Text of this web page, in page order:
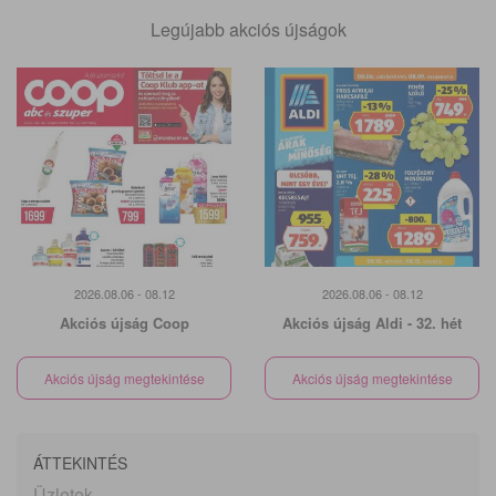
Legújabb akciós újságok
2026.08.06 - 08.12
Akciós újság Coop
Akciós újság megtekintése
2026.08.06 - 08.12
Akciós újság Aldi - 32. hét
Akciós újság megtekintése
ÁTTEKINTÉS